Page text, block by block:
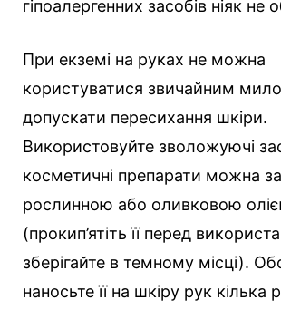
гіпоалергенних засобів ніяк не
При екземі на руках не можна
користуватися звичайним
допускати пересихання шкіри.
Використовуйте зволожуючі
косметичні препарати можна
рослинною або оливковою
(прокип’ятіть її перед
зберігайте в темному місці).
наносьте її на шкіру рук кілька